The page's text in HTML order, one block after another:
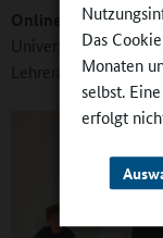
Das
Monaten
selbst.
erfolgt
Online-Redaktion:
Universität Leipzig.
Lehrerausbildung?